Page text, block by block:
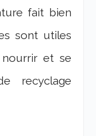
fait bien
sont utiles
et se
recyclage